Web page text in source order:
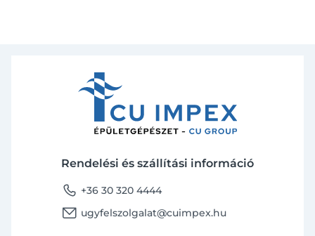
Rendelési és szállítási információ
phone +36 30 320 4444
email ugyfelszolgalat@cuimpex.hu